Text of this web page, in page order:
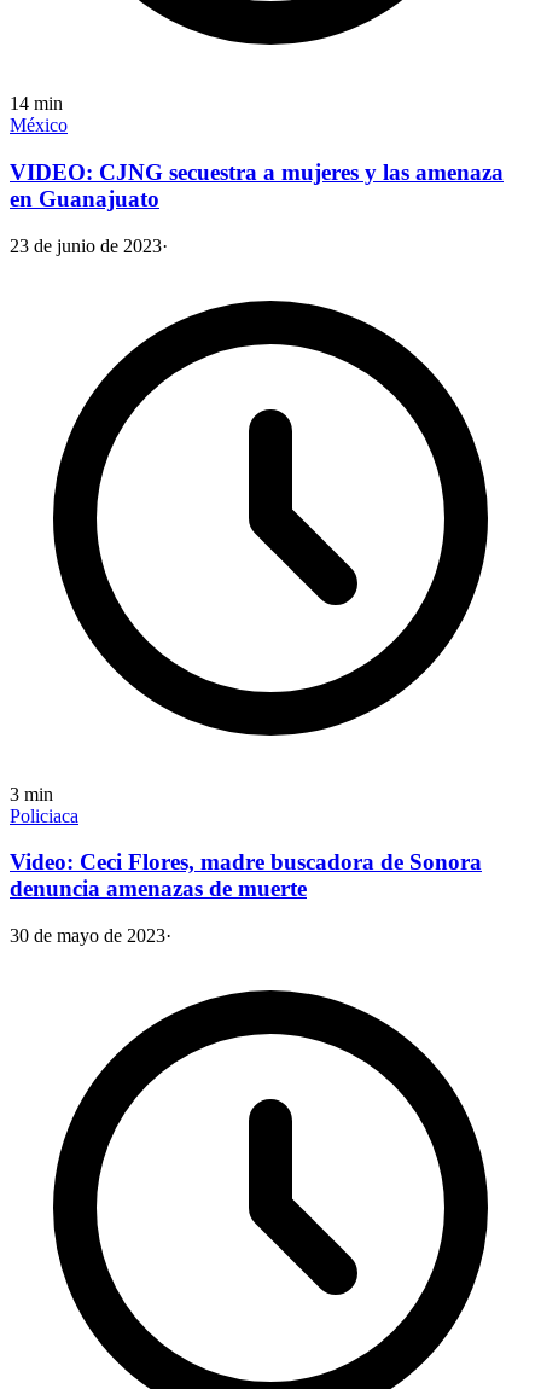
14 min
México
VIDEO: CJNG secuestra a mujeres y las amenaza
en Guanajuato
23 de junio de 2023·
3 min
Policiaca
Video: Ceci Flores, madre buscadora de Sonora
denuncia amenazas de muerte
30 de mayo de 2023·